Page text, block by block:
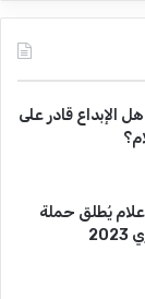
هل الإبداع قادر على
يُطلق حملة